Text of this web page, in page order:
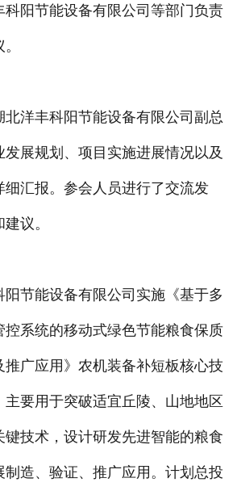
科阳节能设备有限公司等部门负责
洋丰科阳节能设备有限公司副总
展规划、项目实施进展情况以及
细汇报。参会人员进行了交流发
议。
节能设备有限公司实施《基于多
控系统的移动式绿色节能粮食保质
推广应用》农机装备补短板核心技
要用于突破适宜丘陵、山地地区
键技术，设计研发先进智能的粮食
制造、验证、推广应用。计划总投